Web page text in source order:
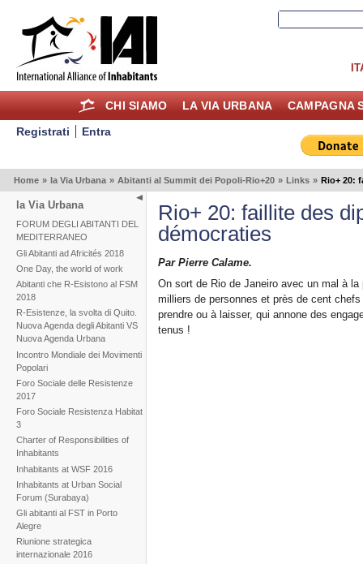
CHI SIAMO LA VIA URBANA CAMPAGNA
Registrati Entra
Home » la Via Urbana » Abitanti al Summit dei Popoli-Rio+20 » Links » Rio+ 20:
la Via Urbana
FORUM DEGLI ABITANTI DEL
MEDITERRANEO
Gli Abitanti ad Africités 2018
One Day, the world of work
Abitanti che R-Esistono al FSM
2018
R-Esistenze, la svolta di Quito.
Nuova Agenda degli Abitanti VS
Nuova Agenda Urbana
Incontro Mondiale dei Movimenti
Popolari
Foro Sociale delle Resistenze
2017
Foro Sociale Resistenza Habitat
3
Charter of Responsibilities of
Inhabitants
Inhabitants at WSF 2016
Inhabitants at Urban Social
Forum (Surabaya)
Gli abitanti al FST in Porto
Alegre
Riunione strategica
internazionale 2016
Rio+ 20: faillite des
démocraties
Par Pierre Calame.
On sort de Rio de Janeiro avec un mal à
milliers de personnes et près de cent
prendre ou à laisser, qui annone des
tenus !